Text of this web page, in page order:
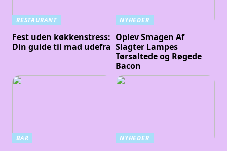
RESTAURANT
Fest uden køkkenstress:
Din guide til mad udefra
NYHEDER
Oplev Smagen Af
Slagter Lampes
Tørsaltede og Røgede
Bacon
BAR NYHEDER